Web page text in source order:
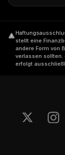
stellt eine
andere Form von
verlassen sollten.
erfolgt